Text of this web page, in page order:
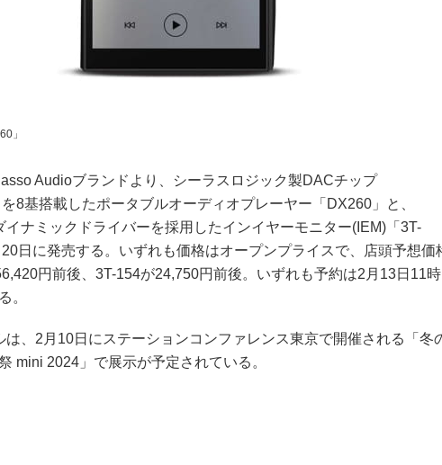
」
Audioブランドより、シーラスロジック製DACチップ
を8基搭載したポータブルオーディオプレーヤー「DX260」と、
イナミックドライバーを採用したインイヤーモニター(IEM)「3T-
日に発売する。いずれも価格はオープンプライスで、店頭予想価
円前後、3T-154が24,750円前後。いずれも予約は2月13日11時
。
は、2月10日にステーションコンファレンス東京で開催される「冬
mini 2024」で展示が予定されている。